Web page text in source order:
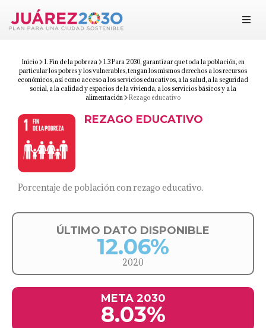
Objetivos
Suma tu esfuerzo
Documentos
Inicio 1. Fin de la pobreza
1.3 Para 2030, garantizar que toda la población, en
particular los pobres y los vulnerables, tengan los mismos derechos a los recursos
económicos, así como acceso a los servicios educativos, a la salud, a la seguridad
social, a la calidad y espacios de la vivienda, a los servicios básicos y a la
alimentación
Rezago educativo
REZAGO EDUCATIVO
Porcentaje de población con rezago educativo.
ÚLTIMO DATO DISPONIBLE
12.06%
2020
META 2030
8.03%